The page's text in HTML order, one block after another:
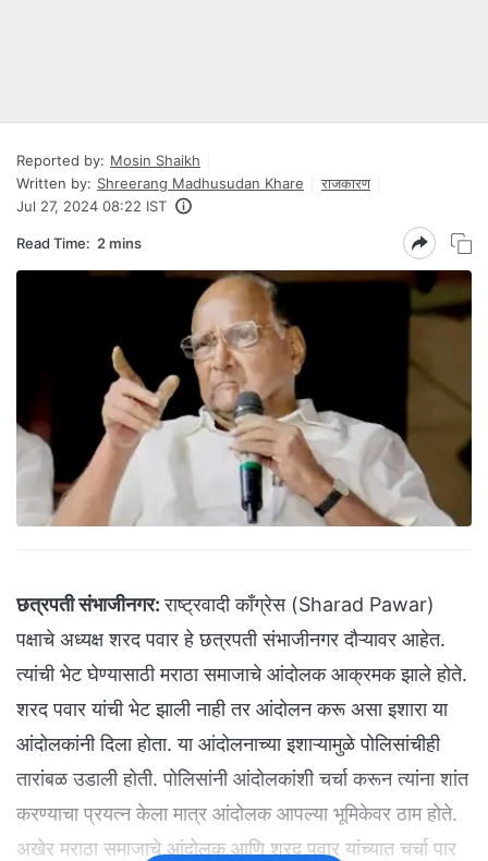
Reported by: Mosin Shaikh
Written by: Shreerang Madhusudan Khare
राजकारण
Jul 27, 2024 08:22 IST
Read Time: 2 mins
छत्रपती संभाजीनगर: राष्ट्रवादी काँग्रेस (Sharad Pawar)
पक्षाचे अध्यक्ष शरद पवार हे छत्रपती संभाजीनगर दौऱ्यावर आहेत.
त्यांची भेट घेण्यासाठी मराठा समाजाचे आंदोलक आक्रमक झाले होते.
शरद पवार यांची भेट झाली नाही तर आंदोलन करू असा इशारा या
आंदोलकांनी दिला होता. या आंदोलनाच्या इशाऱ्यामुळे पोलिसांचीही
तारांबळ उडाली होती. पोलिसांनी आंदोलकांशी चर्चा करून त्यांना शांत
करण्याचा प्रयत्न केला मात्र आंदोलक आपल्या भूमिकेवर ठाम होते.
अखेर मराठा समाजाचे आंदोलक आणि शरद पवार यांच्यात चर्चा पार